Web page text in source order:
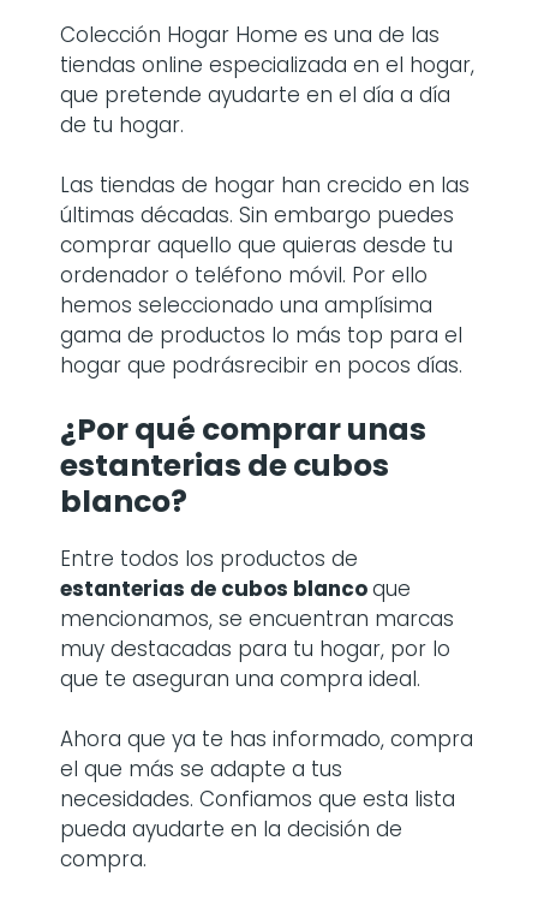
Colección Hogar Home es una de las
tiendas online especializada en el hogar,
que pretende ayudarte en el día a día
de tu hogar.
Las tiendas de hogar han crecido en las
últimas décadas. Sin embargo puedes
comprar aquello que quieras desde tu
ordenador o teléfono móvil. Por ello
hemos seleccionado una amplísima
gama de productos lo más top para el
hogar que podrásrecibir en pocos días.
¿Por qué comprarunas
estanterias de cubos
blanco?
Entre todos los productos de
estanterias de cubos blancoque
mencionamos, se encuentran marcas
muy destacadas para tu hogar, por lo
que te aseguran una compra ideal.
Ahora que ya te has informado, compra
el que más se adapte a tus
necesidades. Confiamos que esta lista
pueda ayudarte en la decisión de
compra.